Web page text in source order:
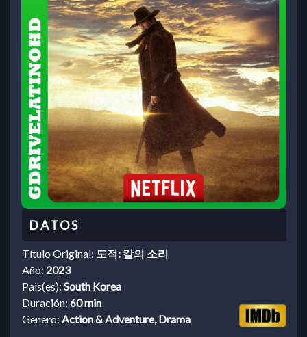
Título Original: 도적: 칼의 소리
Año: 2023
Pais(es): South Korea
Duración: 60 min
Genero: Action & Adventure, Drama